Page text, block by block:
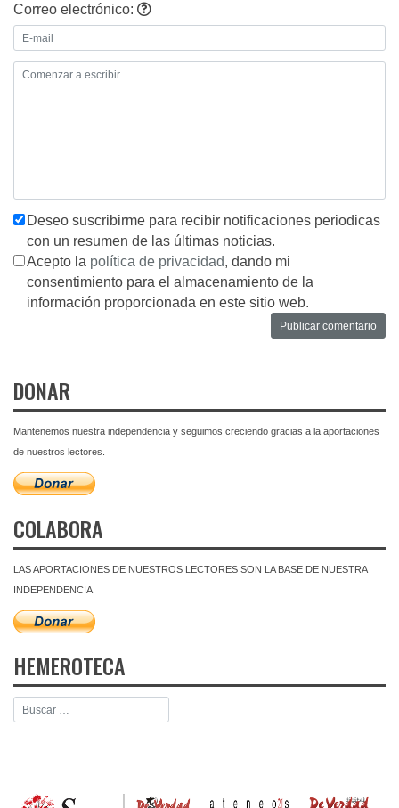
Correo electrónico:
Deseo suscribirme para recibir notificaciones periodicas
con un resumen de las últimas noticias.
Acepto la política de privacidad, dando mi
consentimiento para el almacenamiento de la
información proporcionada en este sitio web.
DONAR
Mantenemos nuestra independencia y seguimos creciendo gracias a la aportaciones
de nuestros lectores.
COLABORA
LAS APORTACIONES DE NUESTROS LECTORES SON LA BASE DE NUESTRA
INDEPENDENCIA
HEMEROTECA